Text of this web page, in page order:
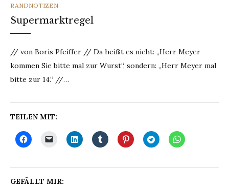
CATEGORIES
RANDNOTIZEN
Supermarktregel
// von Boris Pfeiffer // Da heißt es nicht: „Herr Meyer
kommen Sie bitte mal zur Wurst“, sondern: „Herr Meyer mal
bitte zur 14.“ //…
TEILEN MIT:
GEFÄLLT MIR: